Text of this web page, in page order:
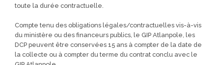
toute la durée contractuelle.
Compte tenu des obligations légales/contractuelles vis-à-vis
du ministère ou des financeurs publics, le GIP Atlanpole, les
DCP peuvent être conservées 15 ans à compter de la date de
la collecte ou à compter du terme du contrat conclu avec le